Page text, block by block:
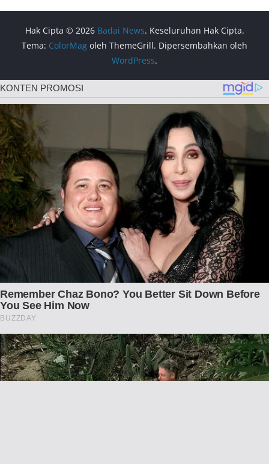
Hak Cipta © 2026 Badai News. Keseluruhan Hak Cipta.
Tema: ColorMag oleh ThemeGrill. Dipersembahkan oleh
WordPress.